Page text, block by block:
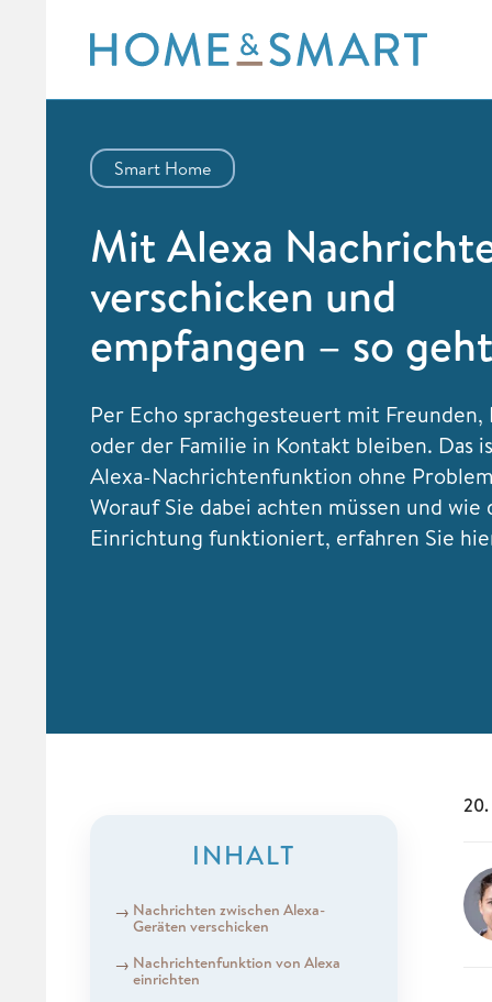
content
Smart Home
Mit Alexa
verschicken und
empfangen – so
Per Echo sprachgesteuert mit Freunden,
oder der Familie in Kontakt bleiben. Das
Alexa-Nachrichtenfunktion ohne
Worauf Sie dabei achten müssen und wie
Einrichtung funktioniert, erfahren Sie
INHALT
Nachrichten zwischen Alexa-
Geräten verschicken
Nachrichtenfunktion von Alexa
einrichten
20.